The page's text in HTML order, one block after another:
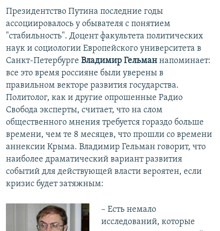
Президентство Путина последние годы
ассоциировалось у обывателя с понятием
"стабильность". Доцент факультета политических
наук и социологии Европейского университета в
Санкт-Петербурге Владимир Гельман напоминает:
все это время россияне были уверены в
правильном векторе развития государства.
Политолог, как и другие опрошенные Радио
Свобода эксперты, считает, что на слом
общественного мнения требуется гораздо больше
времени, чем те 8 месяцев, что прошли со времени
аннексии Крыма. Владимир Гельман говорит, что
наиболее драматический вариант развития
событий для действующей власти вероятен, если
кризис будет затяжным:
– Есть немало
исследований, которые